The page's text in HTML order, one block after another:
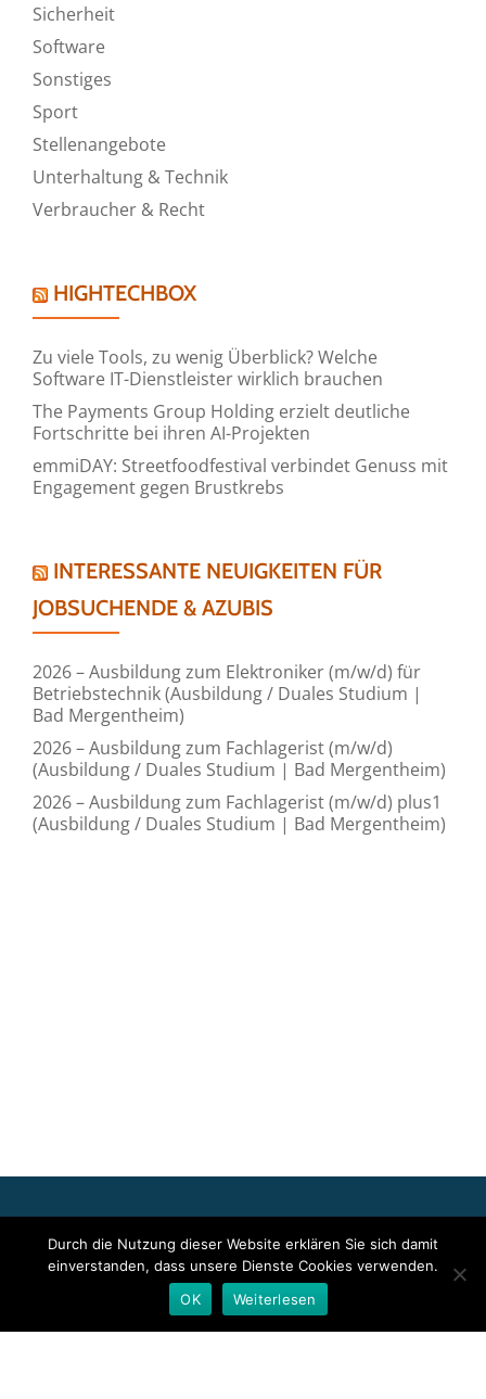
Sicherheit
Software
Sonstiges
Sport
Stellenangebote
Unterhaltung & Technik
Verbraucher & Recht
HIGHTECHBOX
Zu viele Tools, zu wenig Überblick? Welche
Software IT-Dienstleister wirklich brauchen
The Payments Group Holding erzielt deutliche
Fortschritte bei ihren AI-Projekten
emmiDAY: Streetfoodfestival verbindet Genuss mit
Engagement gegen Brustkrebs
INTERESSANTE NEUIGKEITEN FÜR
JOBSUCHENDE & AZUBIS
2026 – Ausbildung zum Elektroniker (m/w/d) für
Betriebstechnik (Ausbildung / Duales Studium |
Bad Mergentheim)
2026 – Ausbildung zum Fachlagerist (m/w/d)
(Ausbildung / Duales Studium | Bad Mergentheim)
2026 – Ausbildung zum Fachlagerist (m/w/d) plus1
(Ausbildung / Duales Studium | Bad Mergentheim)
Event bzw. das Stellenangebot sowie für das angezeigte Bild- und
Tonmaterial ist allein der jeweils angegebene Herausgeber
verantwortlich. Dieser ist in der Regel auch Urheber der
Pressetexte sowie der angehängten Bild-, Ton- und
Durch die Nutzung dieser Website erklären Sie sich damit
einverstanden, dass unsere Dienste Cookies verwenden.
OK
Weiterlesen